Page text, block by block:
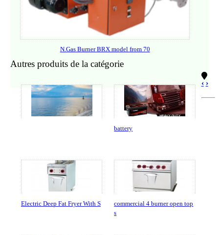
N.Gas Burner BRX model from 70
Autres produits de la catégorie
battery
Electric Deep Fat Fryer With S
commercial 4 burner open top
s
‹ ›